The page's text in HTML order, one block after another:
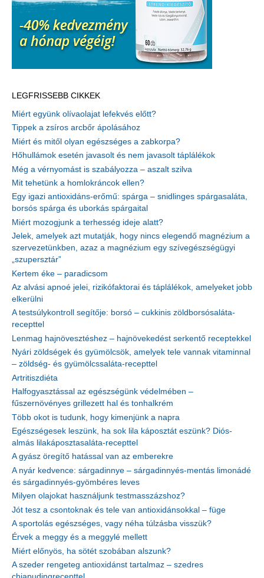
LEGFRISSEBB CIKKEK
Miért együnk olívaolajat lefekvés előtt?
Tippek a zsíros arcbőr ápolásához
Miért és mitől olyan egészséges a zabkorpa?
Hőhullámok esetén javasolt és nem javasolt táplálékok
Még a vérnyomást is szabályozza – aszalt szilva
Mit tehetünk a homlokráncok ellen?
Egy igazi antioxidáns-erőmű: spárga – snidlinges spárgasaláta,
borsós spárga és uborkás spárgaital
Miért mozogjunk a terhesség ideje alatt?
Jelek, amelyek azt mutatják, hogy nincs elegendő magnézium a
szervezetünkben, azaz a magnézium egy szívegészségügyi
„szupersztár”
Kertem éke – paradicsom
Az alvási apnoé jelei, rizikófaktorai és táplálékok, amelyeket jobb
elkerülni
A testsúlykontroll segítője: borsó – cukkinis zöldborsósaláta-
recepttel
Lenmag hajnövesztéshez – hajnövekedést serkentő receptekkel
Nyári zöldségek és gyümölcsök, amelyek tele vannak vitaminnal
– zöldség- és gyümölcssaláta-recepttel
Artritiszdiéta
Halfogyasztással az egészségünk védelmében –
fűszernövényes grillezett hal és tonhalkrém
Több okot is tudunk, hogy kimenjünk a napra
Egészségesek leszünk, ha sok lila káposztát eszünk? Diós-
almás lilakáposztasaláta-recepttel
A gyász öregítő hatással van az emberekre
A nyár kedvence: sárgadinnye – sárgadinnyés-mentás limonádé
és sárgadinnyés-gyömbéres leves
Milyen olajokat használjunk testmasszázshoz?
Jót tesz a csontoknak és tele van antioxidánsokkal – füge
A sportolás egészséges, vagy néha túlzásba visszük?
Érvek a meggy és a meggylé mellett
Miért előnyös, ha sötét szobában alszunk?
A szeder rengeteg antioxidánst tartalmaz – szedres